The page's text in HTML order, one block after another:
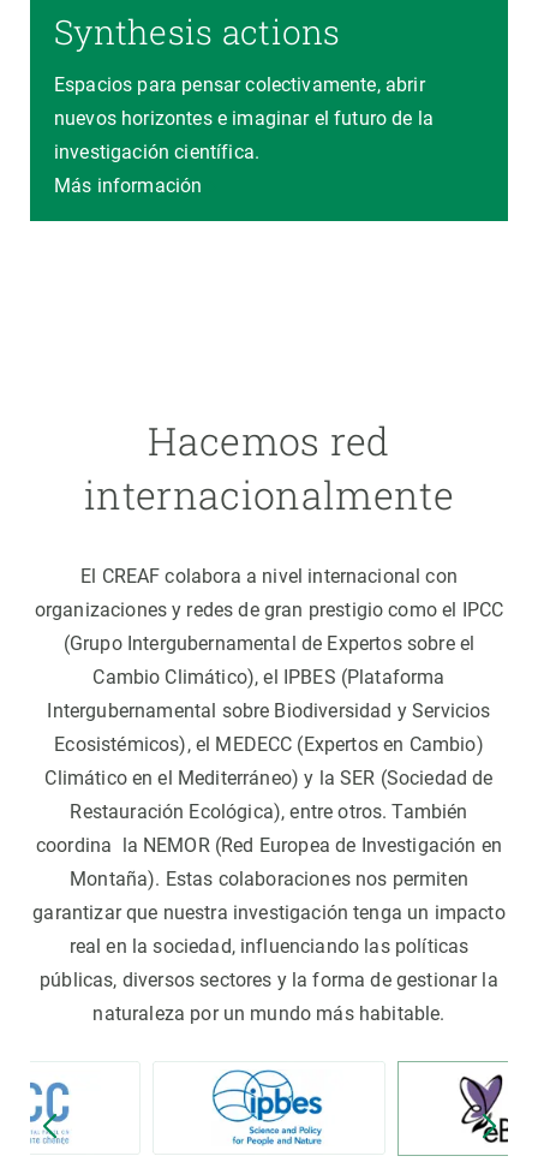
Synthesis actions
Espacios para pensar colectivamente, abrir
nuevos horizontes e imaginar el futuro de la
investigación científica.
Más información
Hacemos red
internacionalmente
El CREAF colabora a nivel internacional con
organizaciones y redes de gran prestigio como el IPCC
(Grupo Intergubernamental de Expertos sobre el
Cambio Climático), el IPBES (Plataforma
Intergubernamental sobre Biodiversidad y Servicios
Ecosistémicos), el MEDECC (Expertos en Cambio)
Climático en el Mediterráneo) y la SER (Sociedad de
Restauración Ecológica), entre otros. También
coordina la NEMOR (Red Europea de Investigación en
Montaña). Estas colaboraciones nos permiten
garantizar que nuestra investigación tenga un impacto
real en la sociedad, influenciando las políticas
públicas, diversos sectores y la forma de gestionar la
naturaleza por un mundo más habitable.